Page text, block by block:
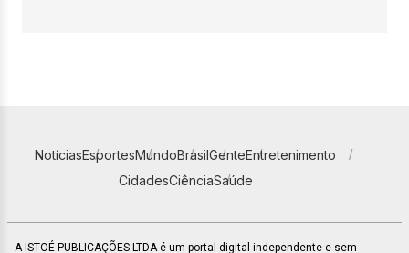
NotíciasEsportesMundoBrasilGenteEntretenimento
CidadesCiênciaSaúde
A ISTOÉ PUBLICAÇÕES LTDA é um portal digital independente e sem